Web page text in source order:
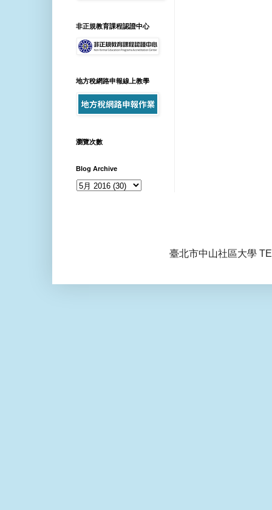
非正規教育課程認證中心
地方稅網路申報線上教學
瀏覽次數
Blog Archive
臺北市中山社區大學